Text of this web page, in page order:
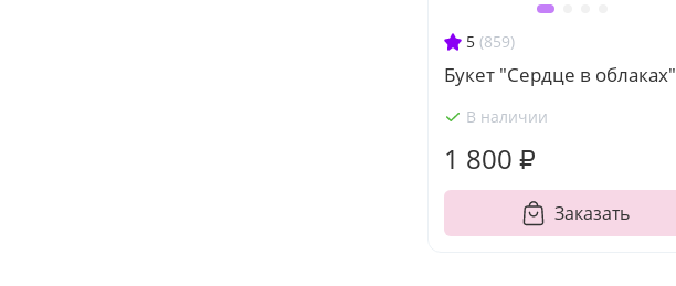
5 (859)
Букет "Сердце в облаках"
В наличии
1 800 ₽
Заказать